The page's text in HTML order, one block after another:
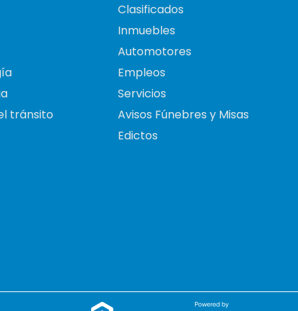
tránsito
Clasificados
Inmuebles
Automotores
Empleos
Servicios
Avisos Fúnebres y Misas
Edictos